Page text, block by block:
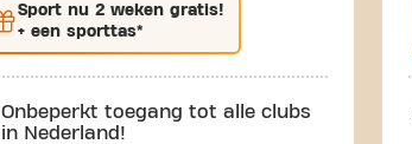
Sport nu 2 weken gratis!
+ een sporttas*
Onbeperkt toegang tot alle clubs
in Nederland!